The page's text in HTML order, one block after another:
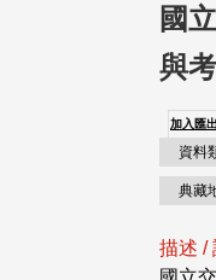
國
與
加入匯
資料
典藏
描述 /